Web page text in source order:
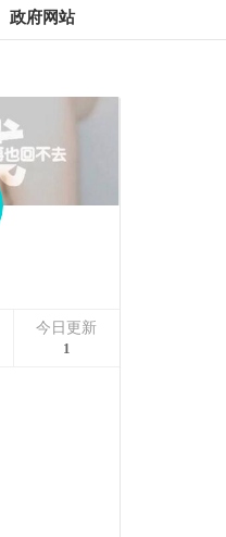
政府网站
今日更新
1